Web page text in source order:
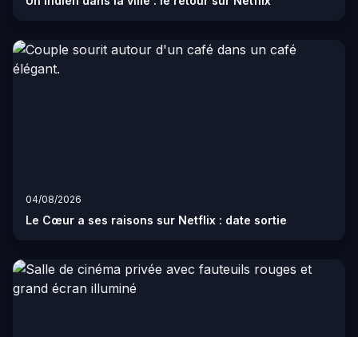
04/08/2026
Le Cœur a ses raisons sur Netflix : date sortie